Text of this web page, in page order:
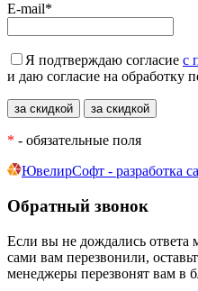
E-mail*
Я подтверждаю согласие с
и даю согласие на обработку
* - обязательные поля
ЮвелирСофт - разработка
Обратный звонок
Если вы не дождались
сами вам перезвонили,
менеджеры перезвонят вам в